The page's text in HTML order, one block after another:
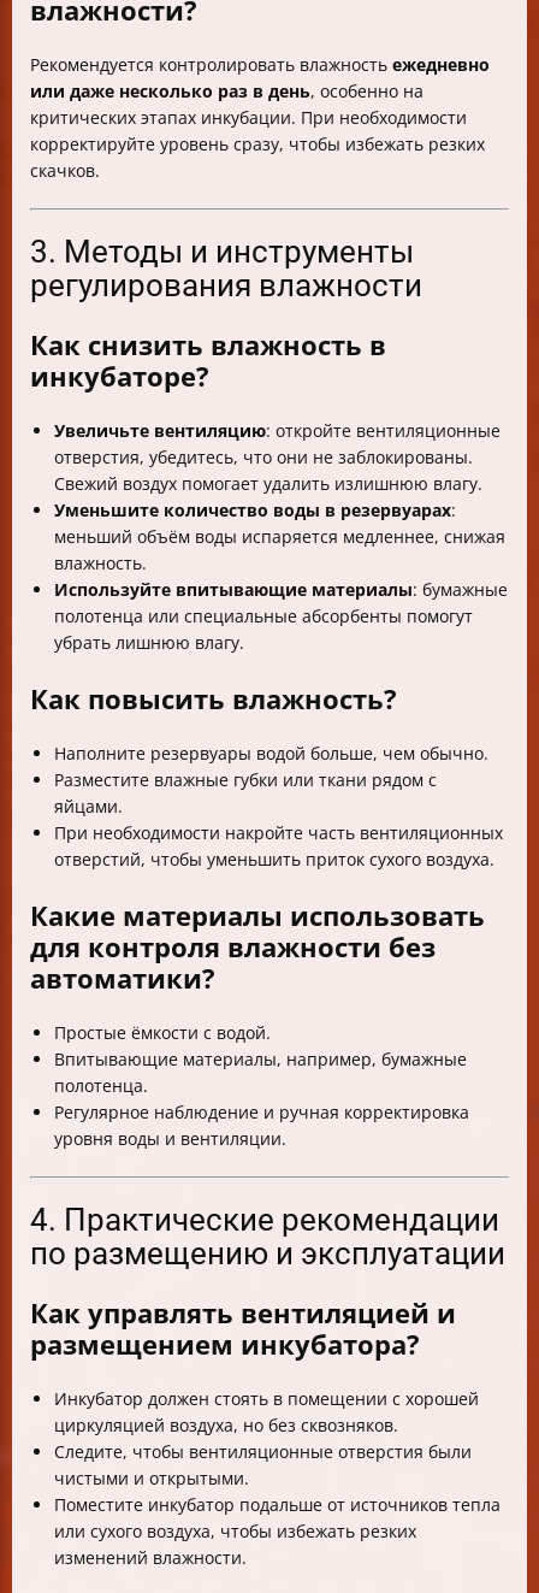
влажности?
Рекомендуется контролировать влажность ежедневно
или даже несколько раз в день, особенно на
критических этапах инкубации. При необходимости
корректируйте уровень сразу, чтобы избежать резких
скачков.
3. Методы и инструменты
регулирования влажности
Как снизить влажность в
инкубаторе?
Увеличьте вентиляцию: откройте вентиляционные
отверстия, убедитесь, что они не заблокированы.
Свежий воздух помогает удалить излишнюю влагу.
Уменьшите количество воды в резервуарах:
меньший объём воды испаряется медленнее, снижая
влажность.
Используйте впитывающие материалы: бумажные
полотенца или специальные абсорбенты помогут
убрать лишнюю влагу.
Как повысить влажность?
Наполните резервуары водой больше, чем обычно.
Разместите влажные губки или ткани рядом с
яйцами.
При необходимости накройте часть вентиляционных
отверстий, чтобы уменьшить приток сухого воздуха.
Какие материалы использовать
для контроля влажности без
автоматики?
Простые ёмкости с водой.
Впитывающие материалы, например, бумажные
полотенца.
Регулярное наблюдение и ручная корректировка
уровня воды и вентиляции.
4. Практические рекомендации
по размещению и эксплуатации
Как управлять вентиляцией и
размещением инкубатора?
Инкубатор должен стоять в помещении с хорошей
циркуляцией воздуха, но без сквозняков.
Следите, чтобы вентиляционные отверстия были
чистыми и открытыми.
Поместите инкубатор подальше от источников тепла
или сухого воздуха, чтобы избежать резких
изменений влажности.